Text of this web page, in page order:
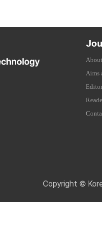
Aims
Copyright ©